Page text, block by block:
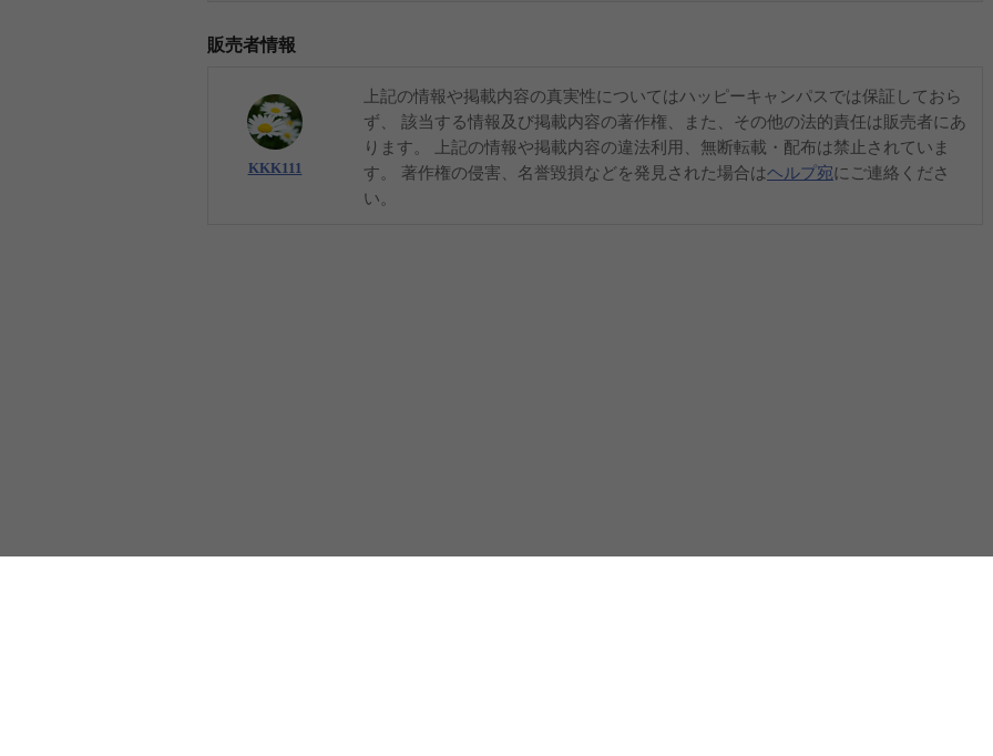
販売者情報
KKK111
上記の情報や掲載内容の真実性についてはハッピーキャンパスでは保証しておら
ず、 該当する情報及び掲載内容の著作権、また、その他の法的責任は販売者にあ
ります。 上記の情報や掲載内容の違法利用、無断転載・配布は禁止されていま
す。 著作権の侵害、名誉毀損などを発見された場合はヘルプ宛にご連絡くださ
い。